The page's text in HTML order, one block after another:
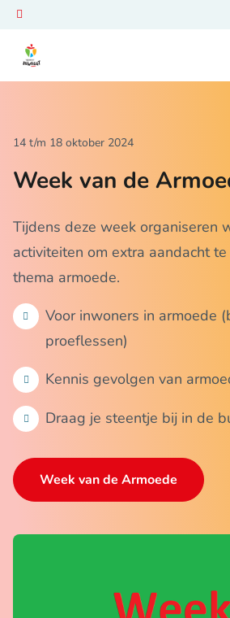
Ga naar de homepage van Venray
14 t/m 18 oktober 2024
Week van de
Tijdens deze week organiseren
activiteiten om extra aandacht
thema armoede.
Voor inwoners in armoede
proeflessen)
Kennis gevolgen van
Draag je steentje bij in de
Week van de Armoede